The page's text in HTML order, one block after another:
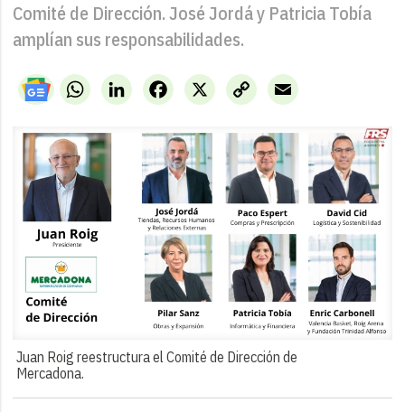
Comité de Dirección. José Jordá y Patricia Tobía
amplían sus responsabilidades.
WhatsAppLinkedIn X
Facebook
Copy
Link
Email
Juan Roig reestructura el Comité de Dirección de
Mercadona.